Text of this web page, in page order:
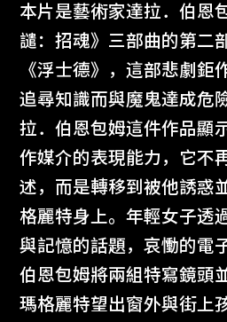
本片是藝術家達拉．伯恩
譴：招魂》三部曲的第二
《浮士德》，這部悲劇鉅
追尋知識而與魔鬼達成危
拉．伯恩包姆這件作品顯
作媒介的表現能力，它不
述，而是轉移到被他誘惑
格麗特身上。年輕女子透
與記憶的話題，哀慟的電
伯恩包姆將兩組特寫鏡頭
瑪格麗特望出窗外與街上